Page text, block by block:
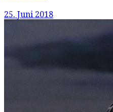
25. Juni 2018